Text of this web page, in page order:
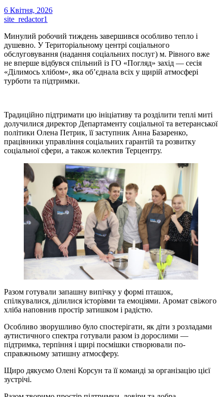
6 Квітня, 2026
site_redactor1
Минулий робочий тиждень завершився особливо тепло і
душевно. У Територіальному центрі соціального
обслуговування (надання соціальних послуг) м. Рівного вже
не вперше відбувся спільний із ГО «Погляд» захід — сесія
«Ділимось хлібом», яка об’єднала всіх у щирій атмосфері
турботи та підтримки.
Традиційно підтримати цю ініціативу та розділити теплі миті
долучилися директор Департаменту соціальної та ветеранської
політики Олена Петрик, її заступник Анна Базаренко,
працівники управління соціальних гарантій та розвитку
соціальної сфери, а також колектив Терцентру.
Разом готували запашну випічку у формі пташок,
спілкувалися, ділилися історіями та емоціями. Аромат свіжого
хліба наповнив простір затишком і радістю.
Особливо зворушливо було спостерігати, як діти з розладами
аутистичного спектра готували разом із дорослими —
підтримка, терпіння і щирі посмішки створювали по-
справжньому затишну атмосферу.
Щиро дякуємо Олені Корсун та її команді за організацію цієї
зустрічі.